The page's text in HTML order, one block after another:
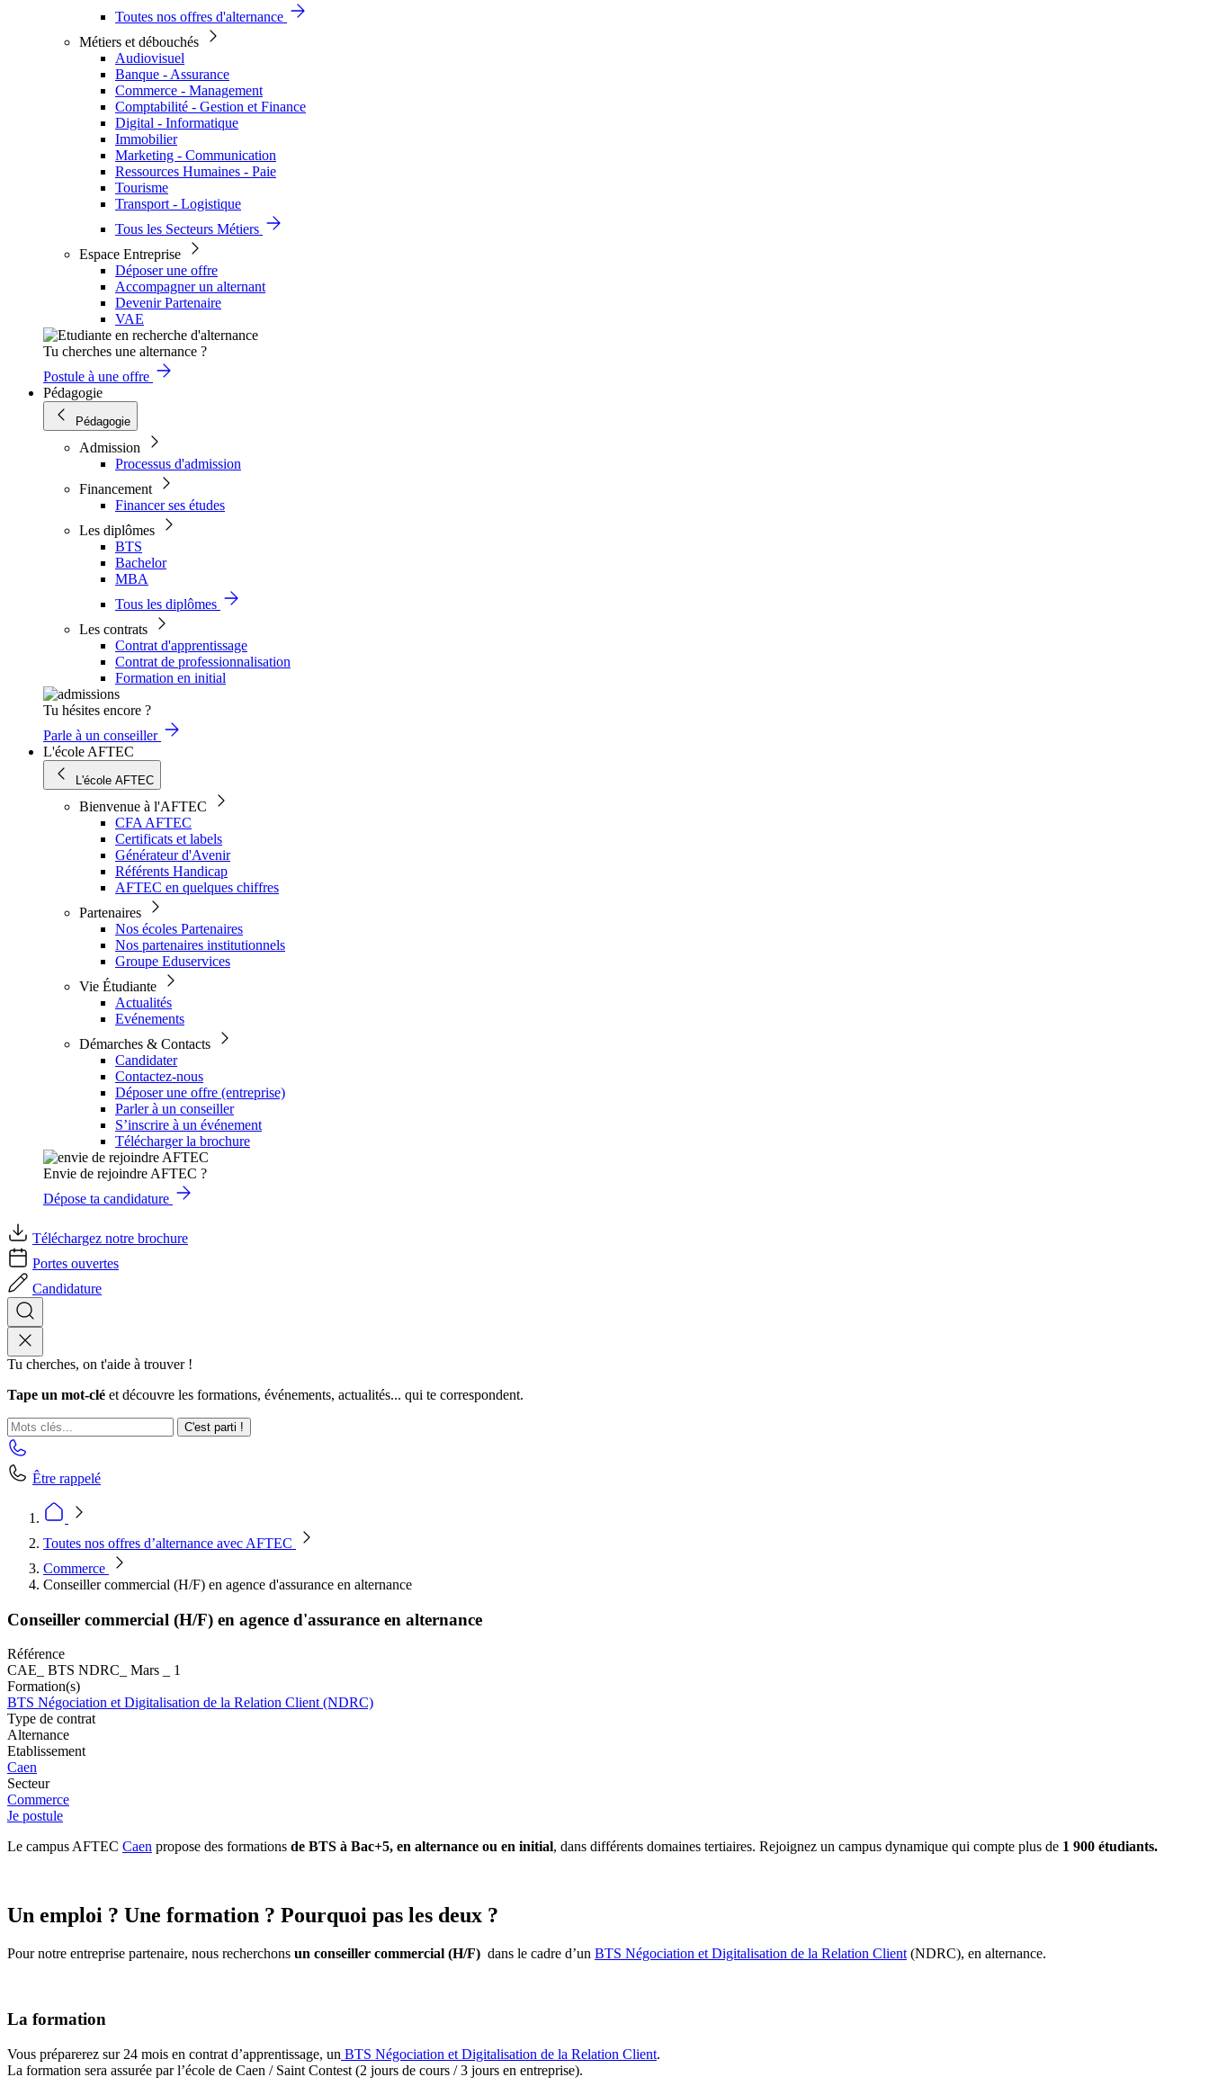
Toutes nos offres d'alternance
Métiers et débouchés
Audiovisuel
Banque - Assurance
Commerce - Management
Comptabilité - Gestion et Finance
Digital - Informatique
Immobilier
Marketing - Communication
Ressources Humaines - Paie
Tourisme
Transport - Logistique
Tous les Secteurs Métiers
Espace Entreprise
Déposer une offre
Accompagner un alternant
Devenir Partenaire
VAE
Tu cherches une alternance ?
Postule à une offre
Pédagogie
Pédagogie
Admission
Processus d'admission
Financement
Financer ses études
Les diplômes
BTS
Bachelor
MBA
Tous les diplômes
Les contrats
Contrat d'apprentissage
Contrat de professionnalisation
Formation en initial
Tu hésites encore ?
Parle à un conseiller
L'école AFTEC
L'école AFTEC
Bienvenue à l'AFTEC
CFA AFTEC
Certificats et labels
Générateur d'Avenir
Référents Handicap
AFTEC en quelques chiffres
Partenaires
Nos écoles Partenaires
Nos partenaires institutionnels
Groupe Eduservices
Vie Étudiante
Actualités
Evénements
Démarches & Contacts
Candidater
Contactez-nous
Déposer une offre (entreprise)
Parler à un conseiller
S’inscrire à un événement
Télécharger la brochure
Envie de rejoindre AFTEC ?
Dépose ta candidature
Téléchargez notre brochure
Portes ouvertes
Candidature
Tu cherches, on t'aide à trouver !
Tape un mot-clé et découvre les formations, événements, actualités... qui te correspondent.
C'est parti !
Être rappelé
Toutes nos offres d’alternance avec AFTEC
Commerce
Conseiller commercial (H/F) en agence d'assurance en alternance
Conseiller commercial (H/F) en agence d'assurance en alternance
Référence
CAE_ BTS NDRC_ Mars _ 1
Formation(s)
BTS Négociation et Digitalisation de la Relation Client (NDRC)
Type de contrat
Alternance
Etablissement
Caen
Secteur
Commerce
Je postule
Le campus AFTEC Caen propose des formations de BTS à Bac+5, en alternance ou en initial, dans différents domaines tertiaires. Rejoignez un campus dynamique qui compte plus de 1 900 étudiants.
Un emploi ? Une formation ? Pourquoi pas les deux ?
Pour notre entreprise partenaire, nous recherchons un conseiller commercial (H/F) dans le cadre d’un BTS Négociation et Digitalisation de la Relation Client (NDRC), en alternance.
La formation
Vous préparerez sur 24 mois en contrat d’apprentissage, un BTS Négociation et Digitalisation de la Relation Client.
La formation sera assurée par l’école de Caen / Saint Contest (2 jours de cours / 3 jours en entreprise).